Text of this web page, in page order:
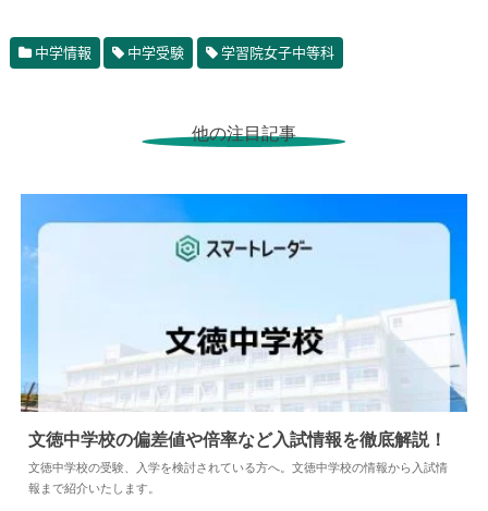
中学情報 中学受験 学習院女子中等科
他の注目記事
中学情報
文徳中学校の偏差値や倍率など入試情報を徹底解説！
文徳中学校の受験、入学を検討されている方へ。文徳中学校の情報から入試情
報まで紹介いたします。